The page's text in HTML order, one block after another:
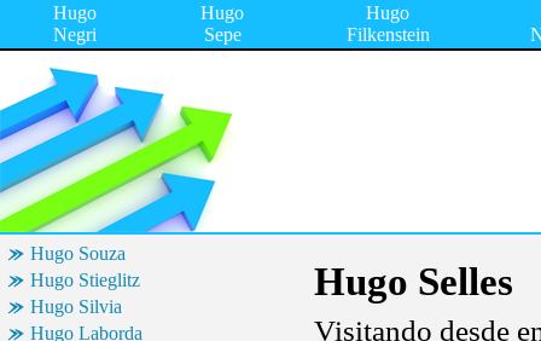
Hugo
Negri
Hugo
Sepe
Hugo
Filkenstein
Hugo Souza
Hugo Stieglitz
Hugo Silvia
Hugo Laborda
Hugo Selles
Visitando desde